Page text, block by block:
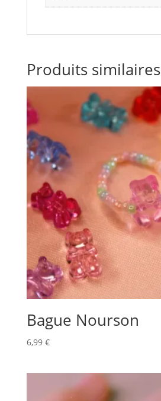
Produits similaires
Bague Nourson
6,99 €